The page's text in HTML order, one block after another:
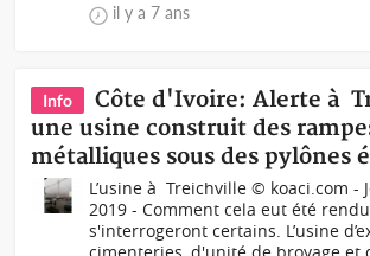
il y a 7 ans
Info
Côte d'Ivoire: Alerte à
une usine construit des
métalliques sous des pylônes
L’usine à Treichville © koaci.com -
2019 - Comment cela eut été
s'interrogeront certains. L’usine